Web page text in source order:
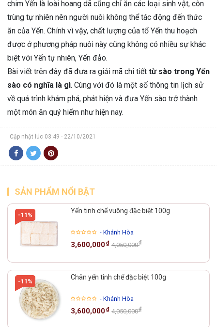
chim Yến là loài hoang dã cũng chỉ ăn các loại sinh vật, côn
trùng tự nhiên nên người nuôi không thể tác động đến thức
ăn của Yến. Chính vì vậy, chất lượng của tổ Yến thu hoạch
được ở phương pháp nuôi này cũng không có nhiều sự khác
biệt với Yến tự nhiên, Yến đảo.
Bài viết trên đây đã đưa ra giải mã chi tiết từ sào trong Yến
sào có nghĩa là gì. Cùng với đó là một số thông tin lịch sử
về quá trình khám phá, phát hiện và đưa Yến sào trở thành
một món ăn quý hiếm như hiện nay.
Cập nhật lúc 03:49 - 22/10/2021
SẢN PHẨM NỔI BẬT
-11%
Yến tinh chế vuông đặc biệt 100g
- Khánh Hòa
3,600,000₫ 4,050,000₫
-11%
Chân yến tinh chế đặc biệt 100g
- Khánh Hòa
3,600,000₫ 4,050,000₫